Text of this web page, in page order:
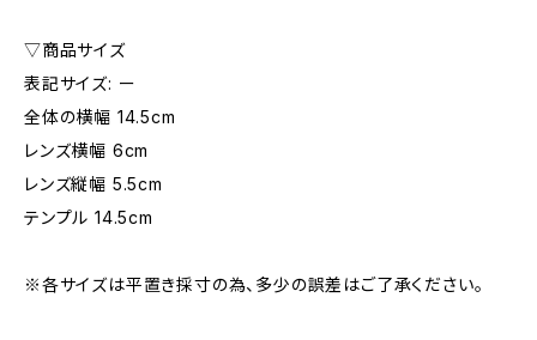
▽商品サイズ
表記サイズ: ー
全体の横幅 14.5cm
レンズ横幅 6cm
レンズ縦幅 5.5cm
テンプル 14.5cm
※各サイズは平置き採寸の為、多少の誤差はご了承ください。